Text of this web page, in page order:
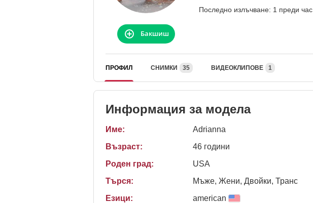
Последно излъчване: 1 преди час
Бакшиш
ПРОФИЛ СНИМКИ 35 ВИДЕОКЛИПОВЕ 1
Информация за модела
Име:
Adrianna
Възраст:
46 години
Роден град:
USA
Търся:
Мъже, Жени, Двойки, Транс
Езици:
american